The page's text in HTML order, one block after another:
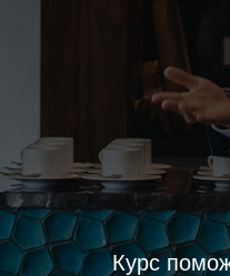
Курс